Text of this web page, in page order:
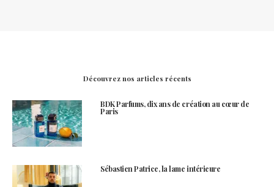
Découvrez nos articles récents
BDK Parfums, dix ans de création au cœur de
Paris
Sébastien Patrice, la lame intérieure